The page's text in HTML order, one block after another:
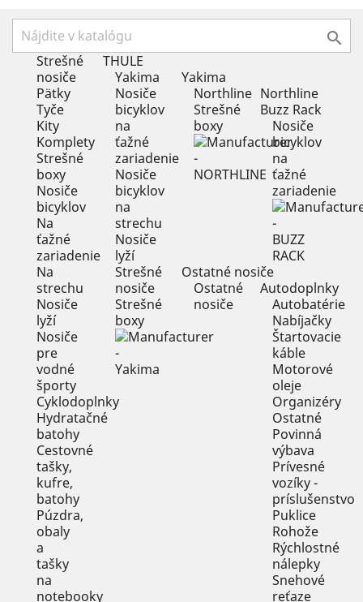

THULE
Strešné
nosiče
Pätky
Tyče
Kity
Komplety
Strešné
boxy
Nosiče
bicyklov
Na
ťažné
zariadenie
Na
strechu
Nosiče
lyží
Nosiče
pre
vodné
športy
Cyklodoplnky
Hydratačné
batohy
Cestovné
tašky,
kufre,
batohy
Púzdra,
obaly
a
tašky
na
notebooky
Yakima
Yakima
Nosiče
bicyklov
na
ťažné
zariadenie
Nosiče
bicyklov
na
strechu
Nosiče
lyží
Strešné
nosiče
Strešné
boxy
Northline
Northline
Strešné
boxy
Buzz Rack
Nosiče
bicyklov
na
ťažné
zariadenie
Ostatné nosiče
Ostatné
nosiče
Autodoplnky
Autobatérie
Nabíjačky
Štartovacie
káble
Motorové
oleje
Organizéry
Ostatné
Povinná
výbava
Prívesné
vozíky -
príslušenstvo
Puklice
Rohože
Rýchlostné
nálepky
Snehové
reťaze